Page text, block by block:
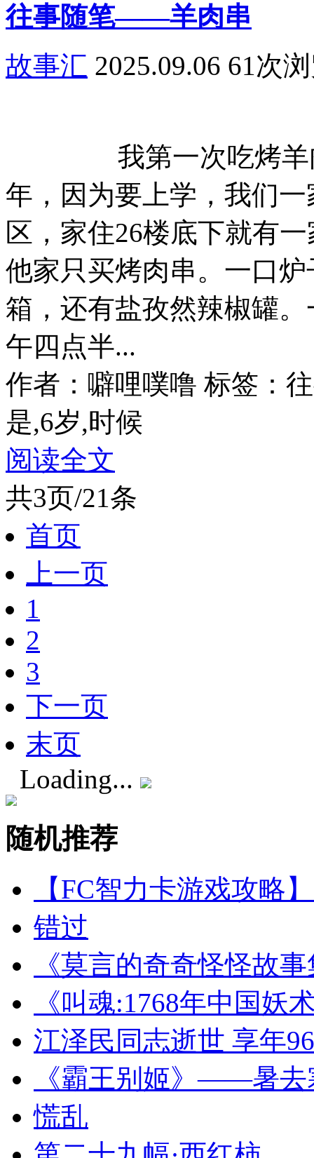
往事随笔——羊肉串
故事汇 2025.09.06 61次
我第一次吃烤
年，因为要上学，我们
区，家住26楼底下就有
他家只买烤肉串。一口
箱，还有盐孜然辣椒罐
午四点半...
作者：噼哩噗噜 标签：
是,6岁,时候
阅读全文
共3页/21条
首页
上一页
1
2
3
下一页
末页
Loading...
随机推荐
【FC智力卡游戏攻略
错过
《莫言的奇奇怪怪故
《叫魂:1768年中国
江泽民同志逝世 享年
《霸王别姬》——暑去
慌乱